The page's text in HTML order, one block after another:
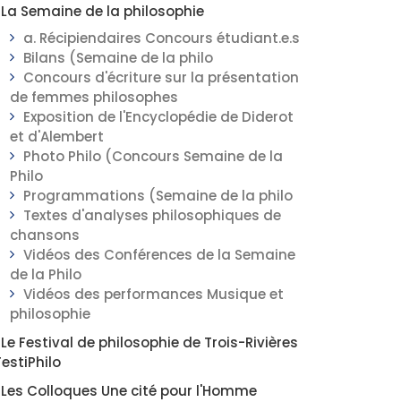
La Semaine de la philosophie
a. Récipiendaires Concours étudiant.e.s
Bilans (Semaine de la philo
Concours d'écriture sur la présentation
de femmes philosophes
Exposition de l'Encyclopédie de Diderot
et d'Alembert
Photo Philo (Concours Semaine de la
Philo
Programmations (Semaine de la philo
Textes d'analyses philosophiques de
chansons
Vidéos des Conférences de la Semaine
de la Philo
Vidéos des performances Musique et
philosophie
Le Festival de philosophie de Trois-Rivières
Les Colloques Une cité pour l'Homme